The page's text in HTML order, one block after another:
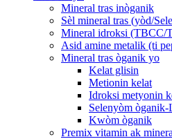
Mineral tras inòganik
Sèl mineral tras (yòd/
Mineral idroksi
Asid amine metalik (ti
Mineral tras òganik yo
Kelat glisin
Metionin kelat
Idroksi metyonin
Selenyòm
Kwòm òganik
Premix vitamin ak